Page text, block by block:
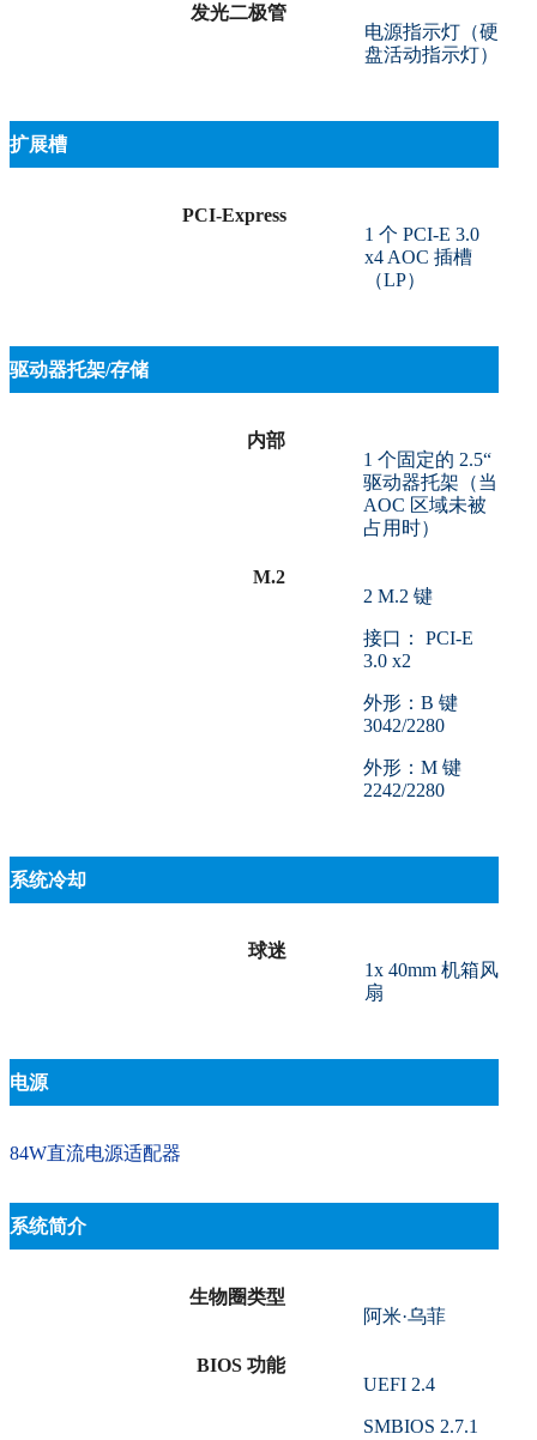
发光二极管
电源指示灯（硬
盘活动指示灯）
扩展槽
PCI-Express
1 个 PCI-E 3.0
x4 AOC 插槽
（LP）
驱动器托架/存储
内部
1 个固定的 2.5“
驱动器托架（当
AOC 区域未被
占用时）
M.2
2 M.2 键
接口： PCI-E
3.0 x2
外形：B 键
3042/2280
外形：M 键
2242/2280
系统冷却
球迷
1x 40mm 机箱风
扇
电源
84W直流电源适配器
系统简介
生物圈类型
阿米·乌菲
BIOS 功能
UEFI 2.4
SMBIOS 2.7.1